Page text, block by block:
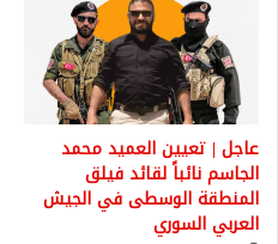
عاجل | تعيين العميد محمد
الجاسم نائباً لقائد فيلق
المنطقة الوسطى في الجيش
العربي السوري